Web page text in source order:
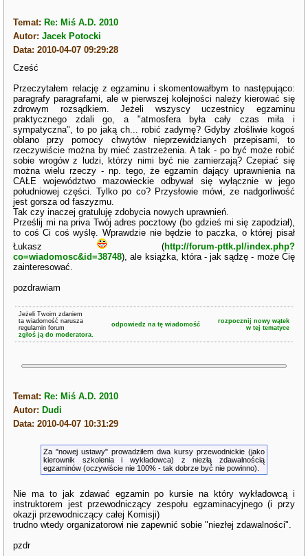
Temat: Re: Miś A.D. 2010
Autor:Jacek Potocki
Data: 2010-04-07 09:29:28
Cześć
Przeczytałem relację z egzaminu i skomentowałbym to następująco:
paragrafy paragrafami, ale w pierwszej kolejności należy kierować się
zdrowym rozsądkiem. Jeżeli wszyscy uczestnicy egzaminu
praktycznego zdali go, a "atmosfera była cały czas miła i
sympatyczna", to po jaką ch... robić zadymę? Gdyby złośliwie kogoś
oblano przy pomocy chwytów nieprzewidzianych przepisami, to
rzeczywiście można by mieć zastrzeżenia. A tak - po być może robić
sobie wrogów z ludzi, którzy nimi być nie zamierzają? Czepiać się
można wielu rzeczy - np. tego, że egzamin dający uprawnienia na
CAŁE województwo mazowieckie odbywał się wyłącznie w jego
południowej części. Tylko po co? Przysłowie mówi, ze nadgorliwość
jest gorsza od faszyzmu.
Tak czy inaczej gratuluję zdobycia nowych uprawnień.
Prześlij mi na priva Twój adres pocztowy (bo gdzieś mi się zapodział),
to coś Ci coś wyślę. Wprawdzie nie będzie to paczka, o której pisał
Łukasz
(http://forum-pttk.pl/index.php?
co=wiadomosc&id=38748), ale książka, która - jak sądzę - może Cię
zainteresować.
pozdrawiam
Jeżeli Twoim zdaniem
ta wiadomość narusza
regulamin forum
zgłoś ją do moderatora.
odpowiedz na tę wiadomość
rozpocznij nowy wątek
w tej tematyce
Temat: Re: Miś A.D. 2010
Autor: Dudi
Data: 2010-04-07 10:31:29
Za "nowej ustawy" prowadziłem dwa kursy przewodnickie (jako
kierownik szkolenia i wykładowca) z niezłą zdawalnością
egzaminów (oczywiście nie 100% - tak dobrze być nie powinno).
Nie ma to jak zdawać egzamin po kursie na który wykładowcą i
instruktorem jest przewodniczący zespołu egzaminacyjnego (i przy
okazji przewodniczący całej Komisji)
trudno wtedy organizatorowi nie zapewnić sobie "niezłej zdawalności".
pzdr